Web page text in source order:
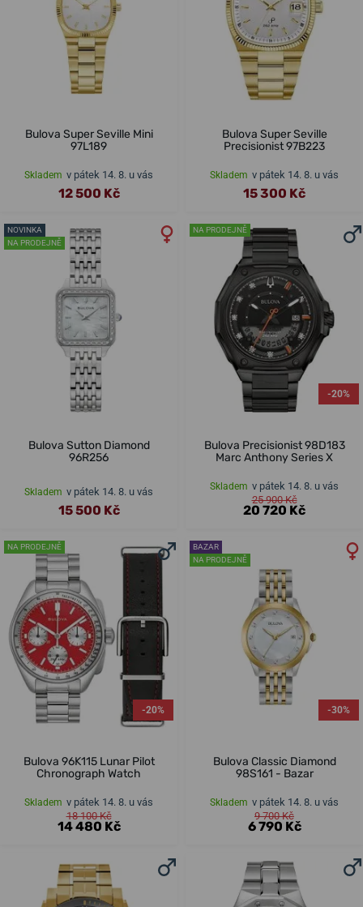
Bulova Super Seville Mini
97L189
Skladem v pátek 14. 8. u vás
12 500 Kč
Bulova Super Seville
Precisionist 97B223
Skladem v pátek 14. 8. u vás
15 300 Kč
NOVINKA
NA PRODEJNĚ
Bulova Sutton Diamond
96R256
Skladem v pátek 14. 8. u vás
15 500 Kč
NA PRODEJNĚ
-20%
Bulova Precisionist 98D183
Marc Anthony Series X
Skladem v pátek 14. 8. u vás
25 900 Kč
20 720 Kč
NA PRODEJNĚ
-20%
Bulova 96K115 Lunar Pilot
Chronograph Watch
Skladem v pátek 14. 8. u vás
18 100 Kč
14 480 Kč
BAZAR
NA PRODEJNĚ
-30%
Bulova Classic Diamond
98S161 - Bazar
Skladem v pátek 14. 8. u vás
9 700 Kč
6 790 Kč